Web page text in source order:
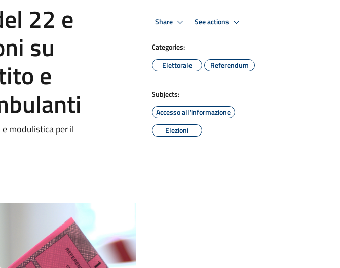
22 e
su
e
modulistica per il
Share See actions
Categories:
Elettorale
Referendum
Subjects:
Accesso all'informazione
Elezioni